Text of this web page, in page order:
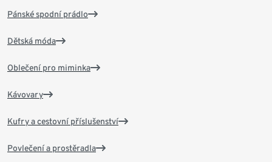
Pánské spodní prádlo
Dětská móda
Oblečení pro miminka
Kávovary
Kufry a cestovní příslušenství
Povlečení a prostěradla